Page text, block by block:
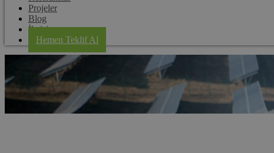
Projeler
Blog
İletişim
Hemen Teklif Al